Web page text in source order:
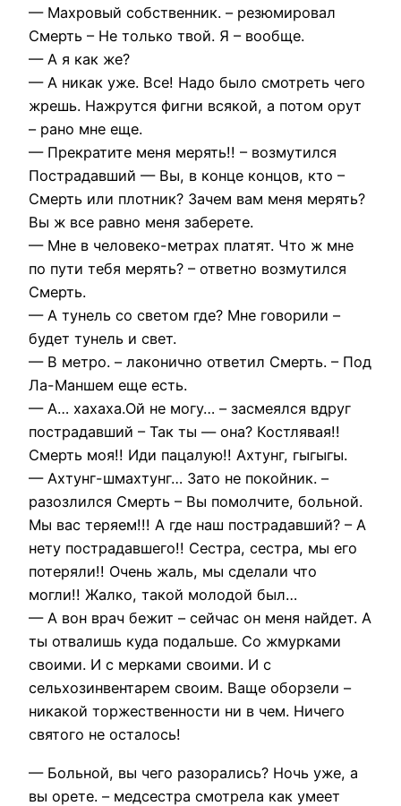
— Махровый собственник. – резюмировал
Смерть – Не только твой. Я – вообще.
— А я как же?
— А никак уже. Все! Надо было смотреть чего
жрешь. Нажрутся фигни всякой, а потом орут
– рано мне еще.
— Прекратите меня мерять!! – возмутился
Пострадавший — Вы, в конце концов, кто –
Смерть или плотник? Зачем вам меня мерять?
Вы ж все равно меня заберете.
— Мне в человеко-метрах платят. Что ж мне
по пути тебя мерять? – ответно возмутился
Смерть.
— А тунель со светом где? Мне говорили –
будет тунель и свет.
— В метро. – лаконично ответил Смерть. – Под
Ла-Маншем еще есть.
— А… хахаха.Ой не могу… – засмеялся вдруг
пострадавший – Так ты — она? Костлявая!!
Смерть моя!! Иди пацалую!! Ахтунг, гыгыгы.
— Ахтунг-шмахтунг… Зато не покойник. –
разозлился Смерть – Вы помолчите, больной.
Мы вас теряем!!! А где наш пострадавший? – А
нету пострадавшего!! Сестра, сестра, мы его
потеряли!! Очень жаль, мы сделали что
могли!! Жалко, такой молодой был…
— А вон врач бежит – сейчас он меня найдет. А
ты отвалишь куда подальше. Со жмурками
своими. И с мерками своими. И с
сельхозинвентарем своим. Ваще оборзели –
никакой торжественности ни в чем. Ничего
святого не осталось!
— Больной, вы чего разорались? Ночь уже, а
вы орете. – медсестра смотрела как умеет